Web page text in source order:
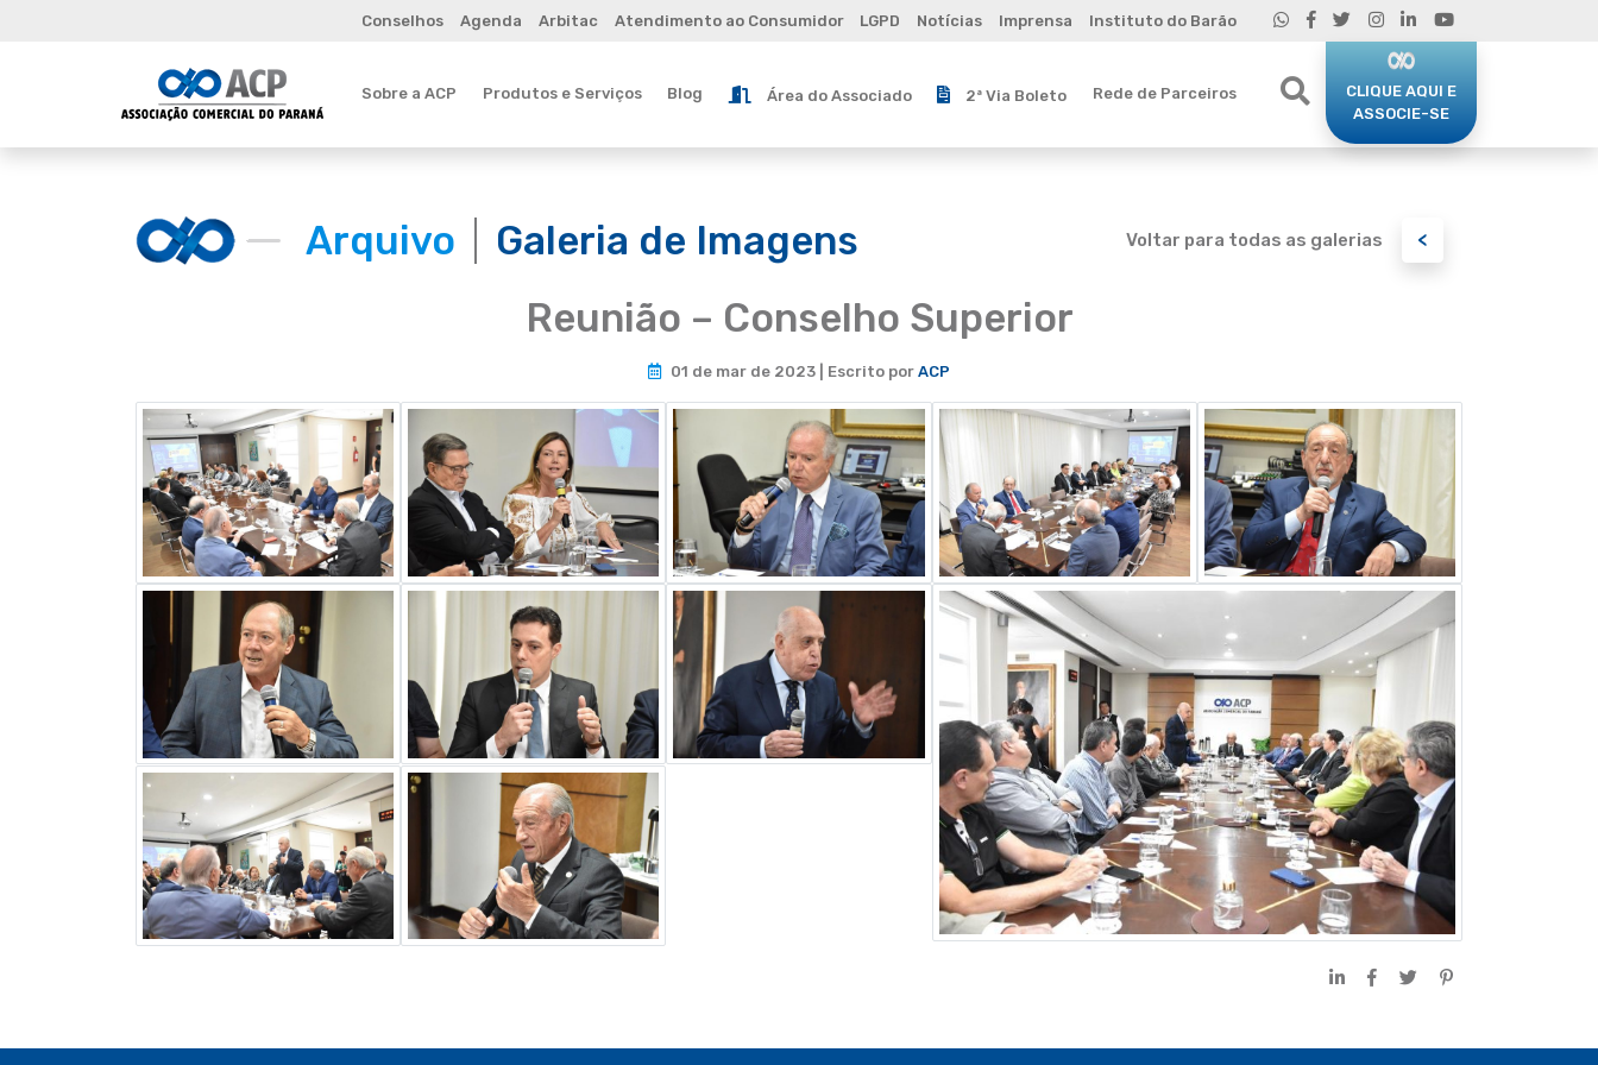
Conselhos Agenda Arbitac Atendimento ao Consumidor LGPD Notícias Imprensa Instituto do Barão
Sobre a ACP Produtos e Serviços Blog Área do Associado 2ª Via Boleto Rede de Parceiros
CLIQUE AQUI E
ASSOCIE-SE
Arquivo Galeria de Imagens Voltar para todas as galerias <
Reunião – Conselho Superior
01 de mar de 2023 | Escrito por ACP